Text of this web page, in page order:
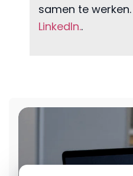
samen te werken.
LinkedIn..